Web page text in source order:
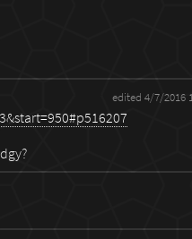
edited 4/7/2016